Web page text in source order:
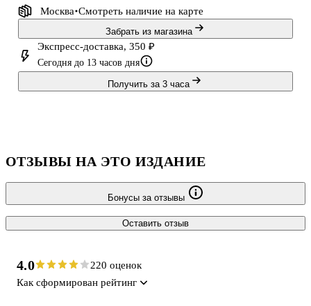
Москва Смотреть наличие на карте
Забрать из магазина
Экспресс-доставка, 350 ₽
Сегодня до 13 часов дня
Получить за 3 часа
ОТЗЫВЫ НА ЭТО ИЗДАНИЕ
Бонусы за отзывы
Оставить отзыв
4.0
220 оценок
Как сформирован рейтинг